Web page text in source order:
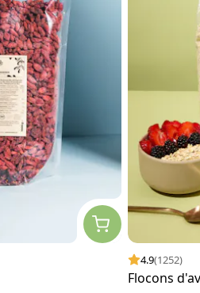
4.9(1252)
Flocons